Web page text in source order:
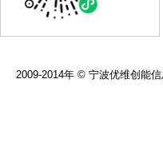
2009-2014年 © 宁波优维创能